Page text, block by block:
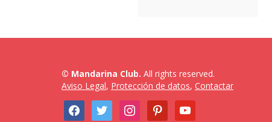
© Mandarina Club. All rights reserved.
Aviso Legal, Protección de datos, Contactar
facebooktwitter instagrampinterestyoutube